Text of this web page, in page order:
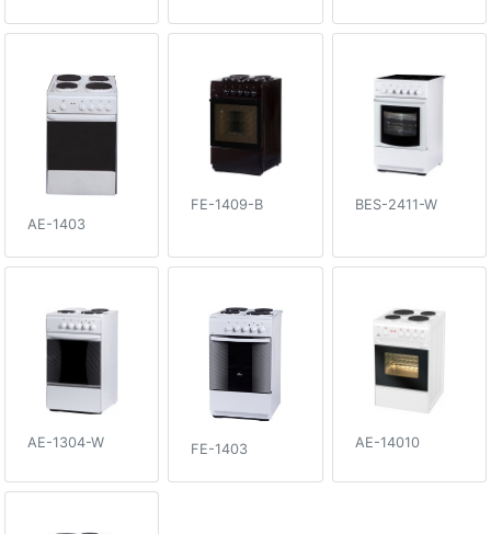
AE-1403
FE-1409-B BES-2411-W
AE-1304-W FE-1403 AE-14010